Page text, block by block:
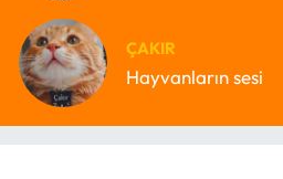
ÇAKIR
Hayvanların sesi